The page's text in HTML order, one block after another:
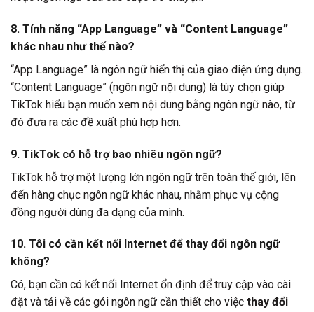
8. Tính năng “App Language” và “Content Language”
khác nhau như thế nào?
“App Language” là ngôn ngữ hiển thị của giao diện ứng dụng.
“Content Language” (ngôn ngữ nội dung) là tùy chọn giúp
TikTok hiểu bạn muốn xem nội dung bằng ngôn ngữ nào, từ
đó đưa ra các đề xuất phù hợp hơn.
9. TikTok có hỗ trợ bao nhiêu ngôn ngữ?
TikTok hỗ trợ một lượng lớn ngôn ngữ trên toàn thế giới, lên
đến hàng chục ngôn ngữ khác nhau, nhằm phục vụ cộng
đồng người dùng đa dạng của mình.
10. Tôi có cần kết nối Internet để thay đổi ngôn ngữ
không?
Có, bạn cần có kết nối Internet ổn định để truy cập vào cài
đặt và tải về các gói ngôn ngữ cần thiết cho việc thay đổi